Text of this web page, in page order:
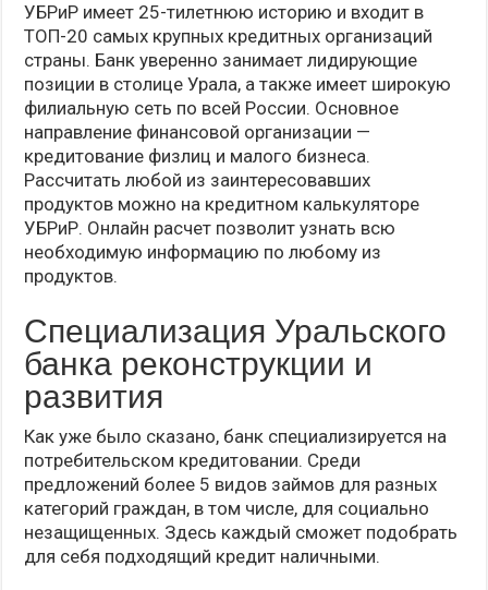
УБРиР имеет 25-тилетнюю историю и входит в
ТОП-20 самых крупных кредитных организаций
страны. Банк уверенно занимает лидирующие
позиции в столице Урала, а также имеет широкую
филиальную сеть по всей России. Основное
направление финансовой организации —
кредитование физлиц и малого бизнеса.
Рассчитать любой из заинтересовавших
продуктов можно на кредитном калькуляторе
УБРиР. Онлайн расчет позволит узнать всю
необходимую информацию по любому из
продуктов.
Специализация Уральского
банка реконструкции и
развития
Как уже было сказано, банк специализируется на
потребительском кредитовании. Среди
предложений более 5 видов займов для разных
категорий граждан, в том числе, для социально
незащищенных. Здесь каждый сможет подобрать
для себя подходящий кредит наличными.